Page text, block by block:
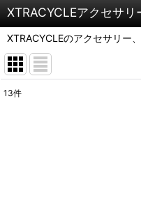
XTRACYCLEアクセサリ
XTRACYCLEのアクセサリー
13件